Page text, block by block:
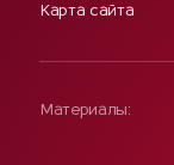
Карта сайта
Материалы: